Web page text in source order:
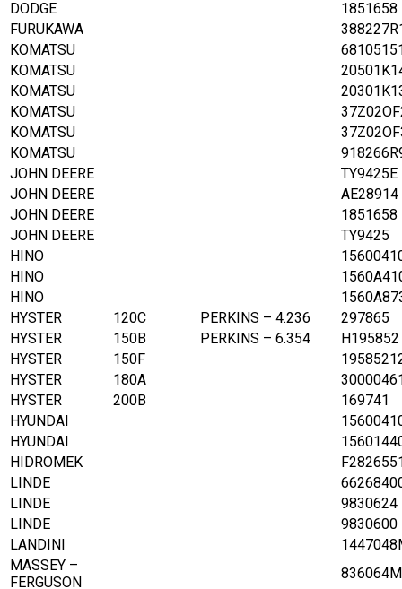
DODGE
1851658
FURUKAWA
KOMATSU
KOMATSU
KOMATSU
KOMATSU
KOMATSU
KOMATSU
JOHN DEERE
TY9425E
JOHN DEERE
AE28914
JOHN DEERE
1851658
JOHN DEERE
TY9425
HINO
HINO
HINO
HYSTER
120C PERKINS – 4.236
297865
HYSTER
150B PERKINS – 6.354
H195852
HYSTER
150F
HYSTER
180A
HYSTER
200B
169741
HYUNDAI
HYUNDAI
HIDROMEK
LINDE
LINDE
9830624
LINDE
9830600
LANDINI
MASSEY –
FERGUSON